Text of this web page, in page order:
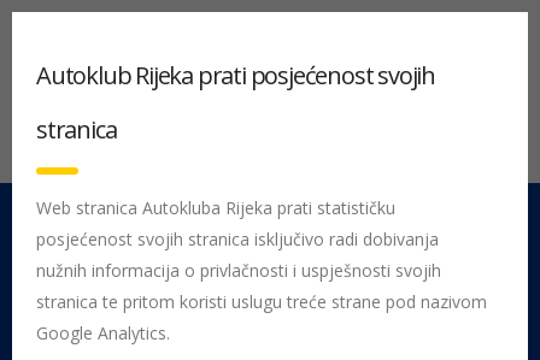
051 212 442 Centrala
Pon - Pet 08:00 - 16:00
Rujevica 9/1, 51000 Rijeka
Autoklub Rijeka prati posjećenost svojih
stranica
Web stranica Autokluba Rijeka prati statističku
posjećenost svojih stranica isključivo radi dobivanja
nužnih informacija o privlačnosti i uspješnosti svojih
stranica te pritom koristi uslugu treće strane pod nazivom
Google Analytics.